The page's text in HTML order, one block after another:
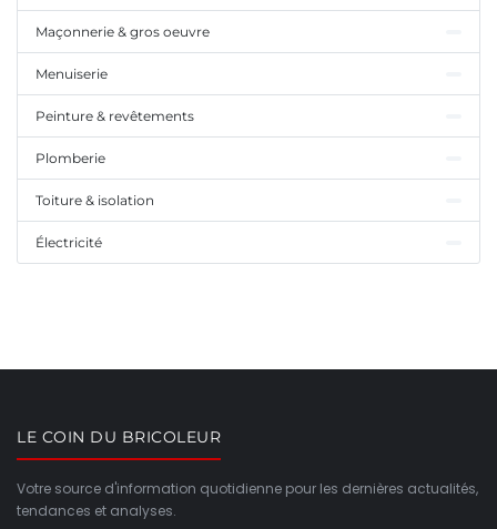
Maçonnerie & gros oeuvre
Menuiserie
Peinture & revêtements
Plomberie
Toiture & isolation
Électricité
LE COIN DU BRICOLEUR
Votre source d'information quotidienne pour les dernières actualités,
tendances et analyses.